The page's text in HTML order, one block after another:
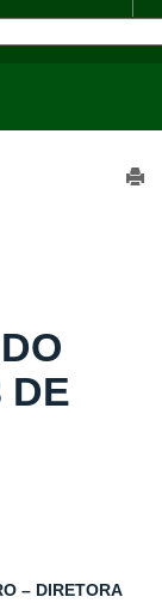
DE
– DIRETORA